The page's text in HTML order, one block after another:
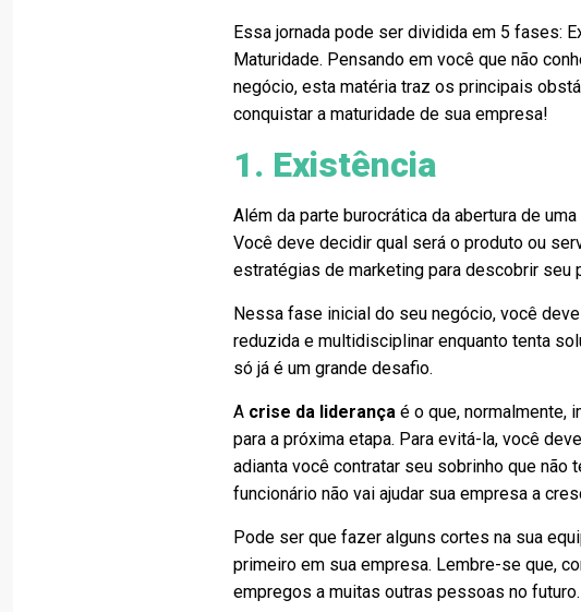
Essa jornada pode ser dividida em 5 fases:
Maturidade. Pensando em você que não
negócio, esta matéria traz os principais
conquistar a maturidade de sua empresa!
1. Existência
Além da parte burocrática da abertura de
Você deve decidir qual será o produto ou
estratégias de marketing para descobrir seu
Nessa fase inicial do seu negócio, você
reduzida e multidisciplinar enquanto tenta
só já é um grande desafio.
A crise da liderança é o que, normalmente,
para a próxima etapa. Para evitá-la, você
adianta você contratar seu sobrinho que
funcionário não vai ajudar sua empresa a
Pode ser que fazer alguns cortes na sua
primeiro em sua empresa. Lembre-se que,
empregos a muitas outras pessoas no futuro.